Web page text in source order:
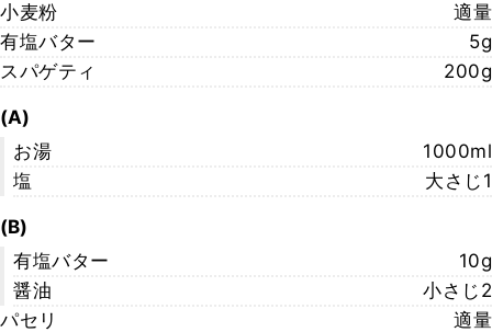
小麦粉
適量
有塩バター
5g
スパゲティ
200g
(A)
お湯
1000ml
塩
大さじ1
(B)
有塩バター
10g
醤油
小さじ2
パセリ
適量